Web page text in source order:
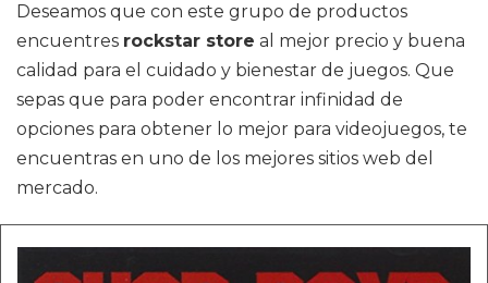
Deseamos que con este grupo de productos
encuentres rockstar store al mejor precio y buena
calidad para el cuidado y bienestar de juegos. Que
sepas que para poder encontrar infinidad de
opciones para obtener lo mejor para videojuegos, te
encuentras en uno de los mejores sitios web del
mercado.